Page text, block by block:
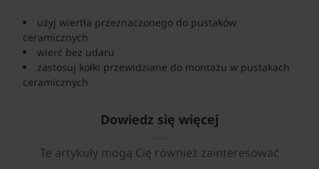
użyj wiertła przeznaczonego do pustaków
ceramicznych
wierć bez udaru
zastosuj kołki przewidziane do montażu w pustakach
ceramicznych
Dowiedz się więcej
Te artykuły mogą Cię również zainteresować